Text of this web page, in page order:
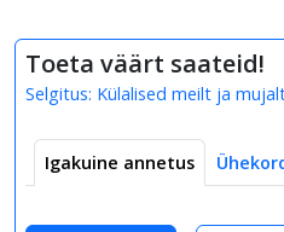
Toeta väärt saateid!
Selgitus: Külalised meilt ja
Igakuine annetus